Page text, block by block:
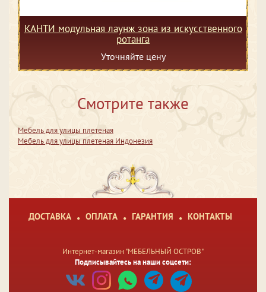
КАНТИ модульная лаунж зона из искусственного
ротанга
Уточняйте цену
Смотрите также
Мебель для улицы плетеная
Мебель для улицы плетеная Индонезия
ДОСТАВКА ОПЛАТА ГАРАНТИЯ КОНТАКТЫ
Интернет-магазин "МЕБЕЛЬНЫЙ ОСТРОВ"
Подписывайтесь на наши соцсети: